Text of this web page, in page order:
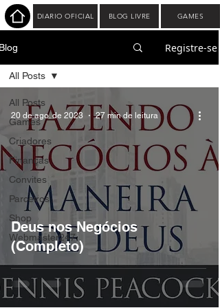
DIARIO OFICIAL BLOG LIVRE GAMES
Registre-se
All Posts
Games
Criadores
Finanças
Convites
Parceiros
Shop
Webmaster247
All Posts
Deus nos Negócios
(Completo)
20 de ago. de 2023 27 min de leitura